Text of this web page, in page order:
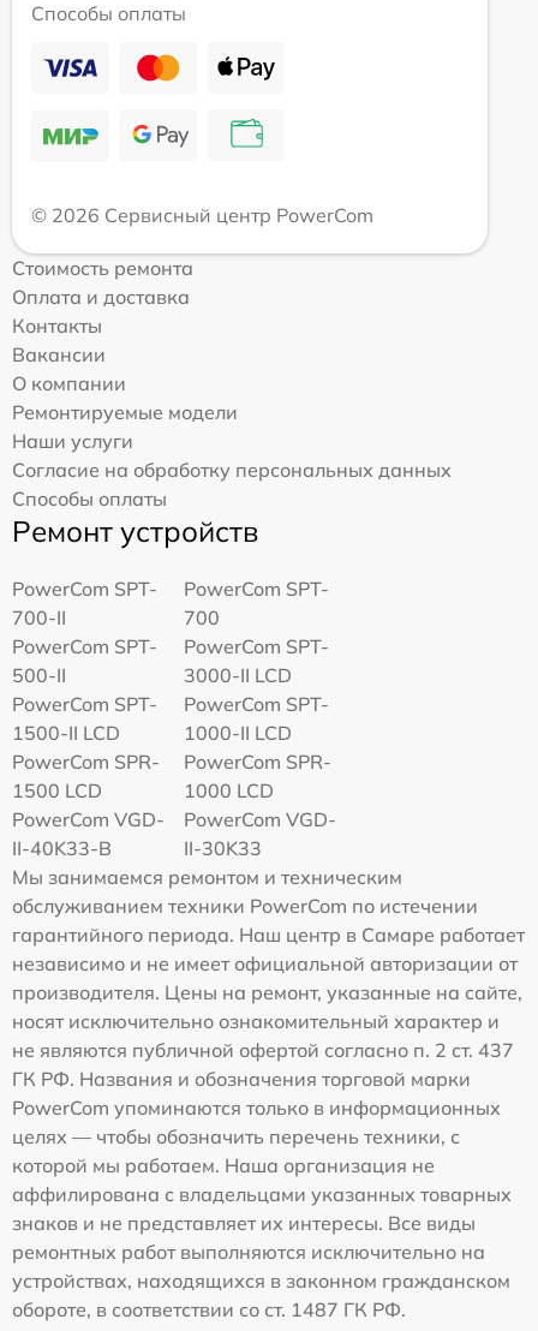
Способы оплаты
© 2026 Сервисный центр PowerCom
Стоимость ремонта
Оплата и доставка
Контакты
Вакансии
О компании
Ремонтируемые модели
Наши услуги
Согласие на обработку персональных данных
Способы оплаты
Ремонт устройств
PowerCom SPT-
700-II
PowerCom SPT-
700
PowerCom SPT-
500-II
PowerCom SPT-
3000-II LCD
PowerCom SPT-
1500-II LCD
PowerCom SPT-
1000-II LCD
PowerCom SPR-
1500 LCD
PowerCom SPR-
1000 LCD
PowerCom VGD-
II-40K33-B
PowerCom VGD-
II-30K33
Мы занимаемся ремонтом и техническим
обслуживанием техники PowerCom по истечении
гарантийного периода. Наш центр в Самаре работает
независимо и не имеет официальной авторизации от
производителя. Цены на ремонт, указанные на сайте,
носят исключительно ознакомительный характер и
не являются публичной офертой согласно п. 2 ст. 437
ГК РФ. Названия и обозначения торговой марки
PowerCom упоминаются только в информационных
целях — чтобы обозначить перечень техники, с
которой мы работаем. Наша организация не
аффилирована с владельцами указанных товарных
знаков и не представляет их интересы. Все виды
ремонтных работ выполняются исключительно на
устройствах, находящихся в законном гражданском
обороте, в соответствии со ст. 1487 ГК РФ.